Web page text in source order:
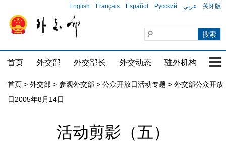
English Français Español Русский عربي 关怀版
首页 外交部 外交部长 外交动态 驻外机构 国
首页 > 外交部 > 参观外交部 > 公众开放日活动专题 > 外交部公众开放
日2005年8月14日
活动剪影（五）